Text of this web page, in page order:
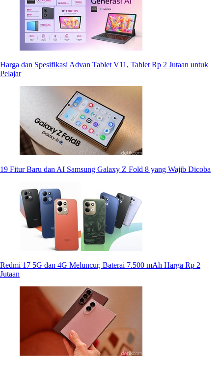
Harga dan Spesifikasi Advan Tablet V11, Tablet Rp 2 Jutaan untuk
Pelajar
19 Fitur Baru dan AI Samsung Galaxy Z Fold 8 yang Wajib Dicoba
Redmi 17 5G dan 4G Meluncur, Baterai 7.500 mAh Harga Rp 2
Jutaan